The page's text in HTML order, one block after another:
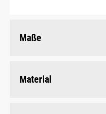
Maße
Material